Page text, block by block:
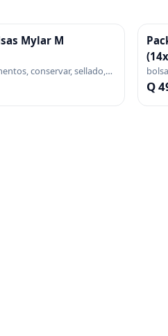
Mylar M
conservar, sellado,
mediana, pack
Q